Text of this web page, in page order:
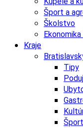
Šport a
Školstvo
Kraje
Tipy